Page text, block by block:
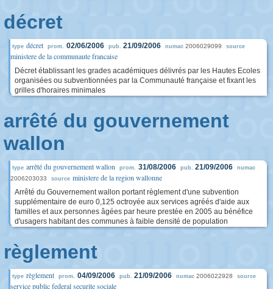
décret
type décret prom. 02/06/2006 pub. 21/09/2006 numac 2006029099 source
ministere de la communaute francaise
Décret établissant les grades académiques délivrés par les Hautes Ecoles
organisées ou subventionnées par la Communauté française et fixant les
grilles d'horaires minimales
arrêté du gouvernement
wallon
type arrêté du gouvernement wallon prom. 31/08/2006 pub. 21/09/2006 numac
2006203033 source ministere de la region wallonne
Arrêté du Gouvernement wallon portant règlement d'une subvention
supplémentaire de euro 0,125 octroyée aux services agréés d'aide aux
familles et aux personnes âgées par heure prestée en 2005 au bénéfice
d'usagers habitant des communes à faible densité de population
règlement
type règlement prom. 04/09/2006 pub. 21/09/2006 numac 2006022928 source
service public federal securite sociale